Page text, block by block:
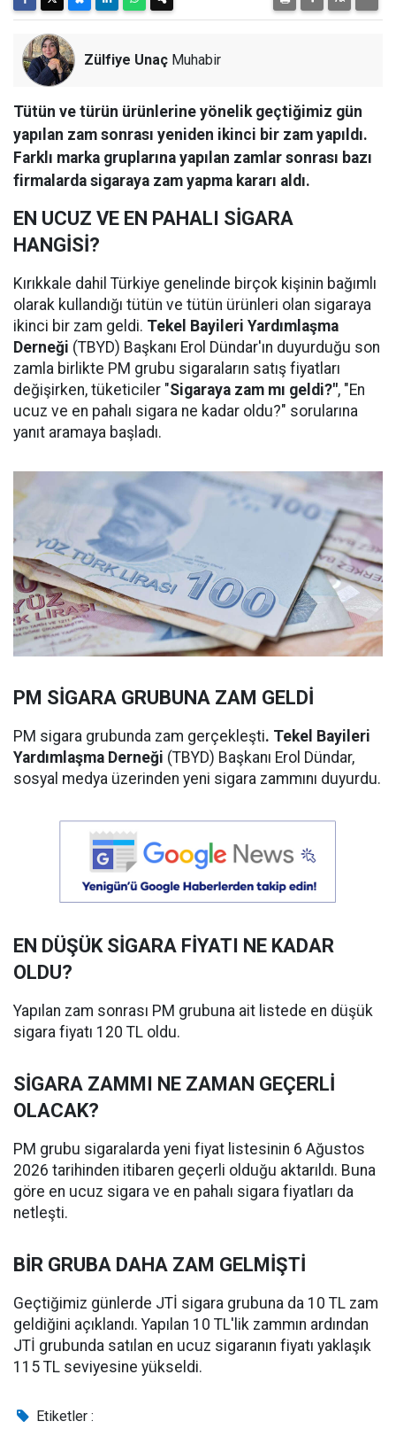
Zülfiye Unaç Muhabir
Tütün ve türün ürünlerine yönelik geçtiğimiz gün
yapılan zam sonrası yeniden ikinci bir zam yapıldı.
Farklı marka gruplarına yapılan zamlar sonrası bazı
firmalarda sigaraya zam yapma kararı aldı.
EN UCUZ VE EN PAHALI SİGARA
HANGİSİ?
Kırıkkale dahil Türkiye genelinde birçok kişinin bağımlı
olarak kullandığı tütün ve tütün ürünleri olan sigaraya
ikinci bir zam geldi. Tekel Bayileri Yardımlaşma
Derneği (TBYD) Başkanı Erol Dündar'ın duyurduğu son
zamla birlikte PM grubu sigaraların satış fiyatları
değişirken, tüketiciler "Sigaraya zam mı geldi?", "En
ucuz ve en pahalı sigara ne kadar oldu?" sorularına
yanıt aramaya başladı.
PM SİGARA GRUBUNA ZAM GELDİ
PM sigara grubunda zam gerçekleşti. Tekel Bayileri
Yardımlaşma Derneği (TBYD) Başkanı Erol Dündar,
sosyal medya üzerinden yeni sigara zammını duyurdu.
EN DÜŞÜK SİGARA FİYATI NE KADAR
OLDU?
Yapılan zam sonrası PM grubuna ait listede en düşük
sigara fiyatı 120 TL oldu.
SİGARA ZAMMI NE ZAMAN GEÇERLİ
OLACAK?
PM grubu sigaralarda yeni fiyat listesinin 6 Ağustos
2026 tarihinden itibaren geçerli olduğu aktarıldı. Buna
göre en ucuz sigara ve en pahalı sigara fiyatları da
netleşti.
BİR GRUBA DAHA ZAM GELMİŞTİ
Geçtiğimiz günlerde JTİ sigara grubuna da 10 TL zam
geldiğini açıklandı. Yapılan 10 TL'lik zammın ardından
JTİ grubunda satılan en ucuz sigaranın fiyatı yaklaşık
115 TL seviyesine yükseldi.
Etiketler :